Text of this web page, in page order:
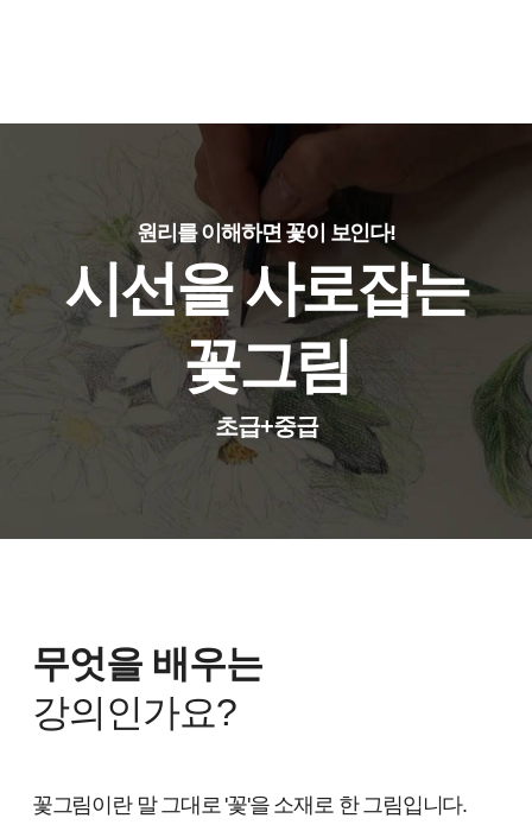
원리를 이해하면 꽃이 보인다!
시선을 사로잡는
꽃그림
초급+중급
무엇을 배우는
강의인가요?
꽃그림이란 말 그대로 '꽃'을 소재로 한 그림입니다.